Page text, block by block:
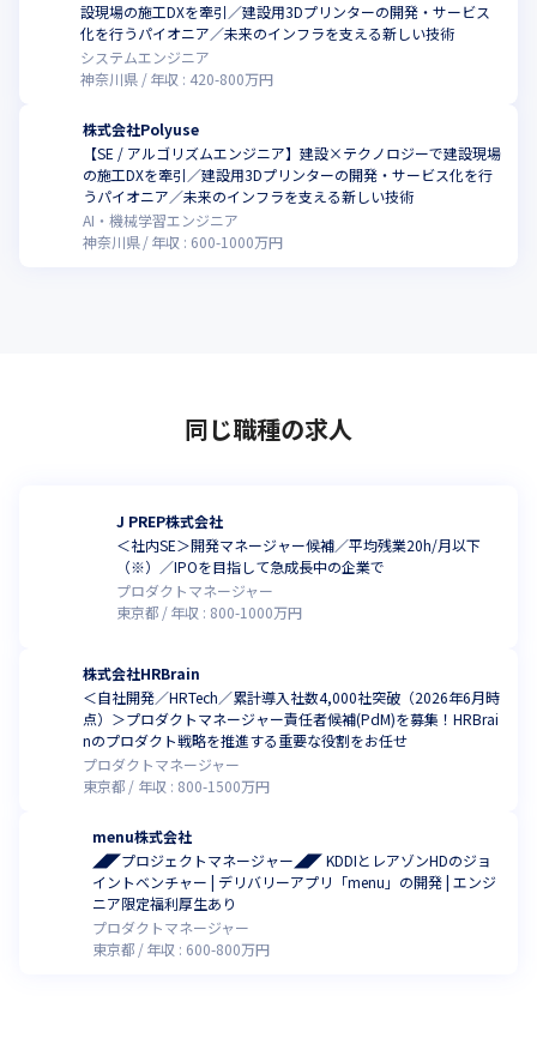
設現場の施工DXを牽引／建設用3Dプリンターの開発・サービス
化を行うパイオニア／未来のインフラを支える新しい技術
システムエンジニア
神奈川県
年収 : 420-800万円
株式会社Polyuse
【SE / アルゴリズムエンジニア】建設×テクノロジーで建設現場
の施工DXを牽引／建設用3Dプリンターの開発・サービス化を行
うパイオニア／未来のインフラを支える新しい技術
AI・機械学習エンジニア
神奈川県
年収 : 600-1000万円
同じ職種の求人
J PREP株式会社
＜社内SE＞開発マネージャー候補／平均残業20h/月以下
（※）／IPOを目指して急成長中の企業で
プロダクトマネージャー
東京都
年収 : 800-1000万円
株式会社HRBrain
＜自社開発／HRTech／累計導入社数4,000社突破（2026年6月時
点）＞プロダクトマネージャー責任者候補(PdM)を募集！HRBrai
nのプロダクト戦略を推進する重要な役割をお任せ
プロダクトマネージャー
東京都
年収 : 800-1500万円
menu株式会社
◢◤プロジェクトマネージャー◢◤ KDDIとレアゾンHDのジョ
イントベンチャー | デリバリーアプリ「menu」の開発 | エンジ
ニア限定福利厚生あり
プロダクトマネージャー
東京都
年収 : 600-800万円